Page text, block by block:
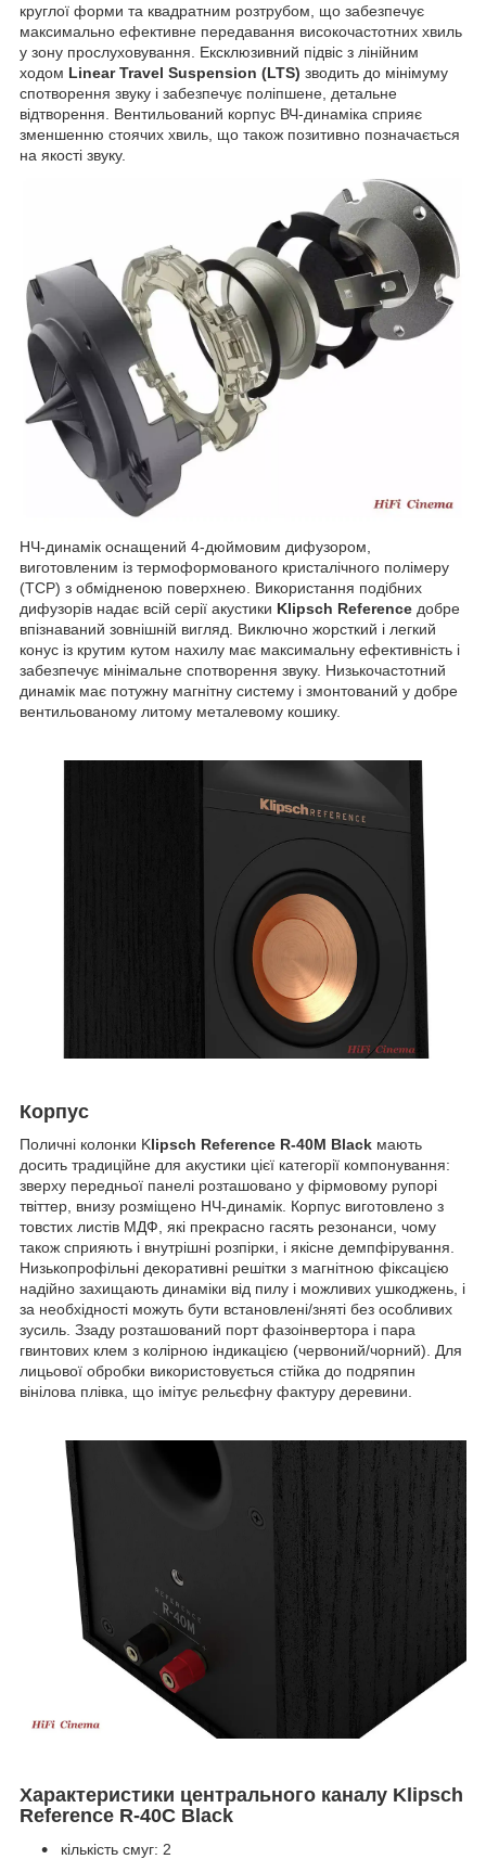
круглої форми та квадратним розтрубом, що забезпечує
максимально ефективне передавання високочастотних хвиль
у зону прослуховування. Ексклюзивний підвіс з лінійним
ходом Linear Travel Suspension (LTS) зводить до мінімуму
спотворення звуку і забезпечує поліпшене, детальне
відтворення. Вентильований корпус ВЧ-динаміка сприяє
зменшенню стоячих хвиль, що також позитивно позначається
на якості звуку.
НЧ-динамік оснащений 4-дюймовим дифузором,
виготовленим із термоформованого кристалічного полімеру
(TCP) з обмідненою поверхнею. Використання подібних
дифузорів надає всій серії акустики Klipsch Reference добре
впізнаваний зовнішній вигляд. Виключно жорсткий і легкий
конус із крутим кутом нахилу має максимальну ефективність і
забезпечує мінімальне спотворення звуку. Низькочастотний
динамік має потужну магнітну систему і змонтований у добре
вентильованому литому металевому кошику.
Корпус
Поличні колонки Klipsch Reference R-40M Black мають
досить традиційне для акустики цієї категорії компонування:
зверху передньої панелі розташовано у фірмовому рупорі
твіттер, внизу розміщено НЧ-динамік. Корпус виготовлено з
товстих листів МДФ, які прекрасно гасять резонанси, чому
також сприяють і внутрішні розпірки, і якісне демпфірування.
Низькопрофільні декоративні решітки з магнітною фіксацією
надійно захищають динаміки від пилу і можливих ушкоджень, і
за необхідності можуть бути встановлені/зняті без особливих
зусиль. Ззаду розташований порт фазоінвертора і пара
гвинтових клем з колірною індикацією (червоний/чорний). Для
лицьової обробки використовується стійка до подряпин
вінілова плівка, що імітує рельєфну фактуру деревини.
Характеристики центрального каналу Klipsch
Reference R-40C Black
кількість смуг: 2